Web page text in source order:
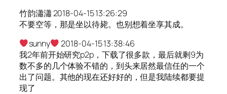
竹韵瀟瀟 2018-04-15 13:26:29
不要空等，那是坐以待毙。也别想着坐享其成。
sunny
2018-04-15 13:38:46
我2年前开始研究p2p，下载了很多款，最后就剩9为
数不多的几个体验不错的，到头来居然最信任的一个
出了问题。其他的现在还好好的，但是我陆续都要提
现了